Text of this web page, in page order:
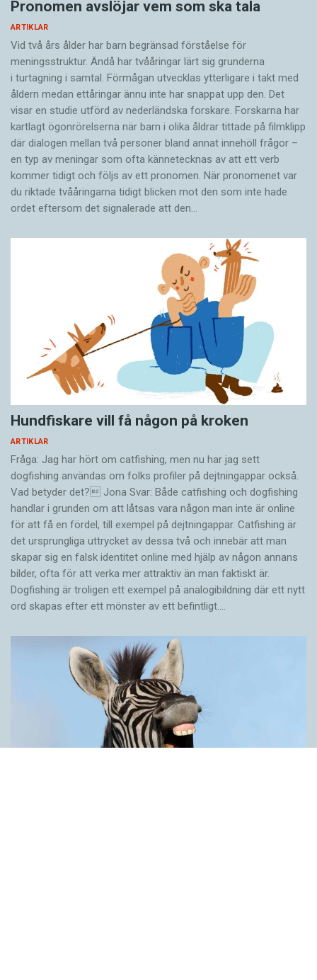
Pronomen avslöjar vem som ska tala
ARTIKLAR
Vid två års ålder har barn begränsad förståelse för
meningsstruktur. Ändå har tvååringar lärt sig grunderna
i turtagning i samtal. Förmågan utvecklas ytterligare i takt med
åldern medan ettåringar ännu inte har snappat upp den. Det
visar en studie utförd av nederländska forskare. Forskarna har
kartlagt ögonrörelserna när barn i olika åldrar tittade på filmklipp
där dialogen mellan två personer bland annat innehöll frågor –
en typ av meningar som ofta kännetecknas av att ett verb
kommer tidigt och följs av ett pronomen. När pronomenet var
du riktade tvååringarna tidigt blicken mot den som inte hade
ordet eftersom det ­signalerade att den…
Hundfiskare vill få någon på kroken
ARTIKLAR
Fråga: Jag har hört om catfishing, men nu har jag sett
dogfishing användas om folks profiler på dejtningappar också.
Vad betyder det? Jona Svar: Både catfishing och dogfishing
handlar i grunden om att låtsas vara någon man inte är online
för att få en fördel, till exempel på dejtningappar. Catfishing är
det ursprungliga uttrycket av dessa två och innebär att man
skapar sig en falsk identitet online med hjälp av någon annans
bilder, ofta för att verka mer attraktiv än man faktiskt är.
Dogfishing är troligen ett exempel på analogibildning där ett nytt
ord skapas efter ett mönster av ett befintligt.…